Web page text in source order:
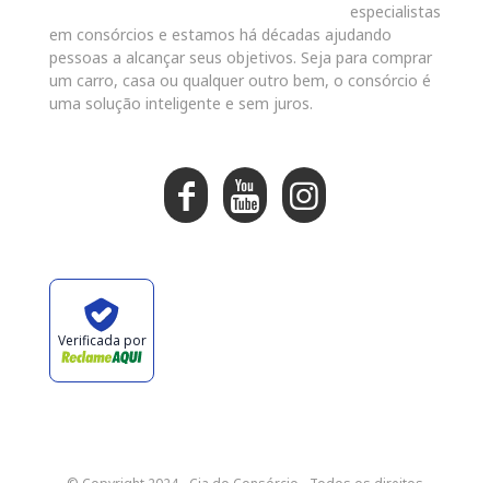
especialistas
em consórcios e estamos há décadas ajudando
pessoas a alcançar seus objetivos. Seja para comprar
um carro, casa ou qualquer outro bem, o consórcio é
uma solução inteligente e sem juros.
Verificada por